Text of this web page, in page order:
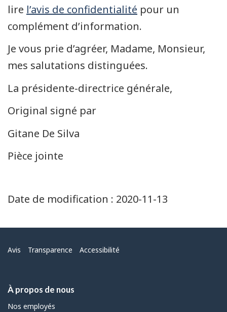
lire l’avis de confidentialité pour un
complément d’information.
Je vous prie d’agréer, Madame, Monsieur,
mes salutations distinguées.
La présidente-directrice générale,
Original signé par
Gitane De Silva
Pièce jointe
Date de modification : 2020-11-13
Menu
Avis Transparence Accessibilité
À propos de nous
Nos employés